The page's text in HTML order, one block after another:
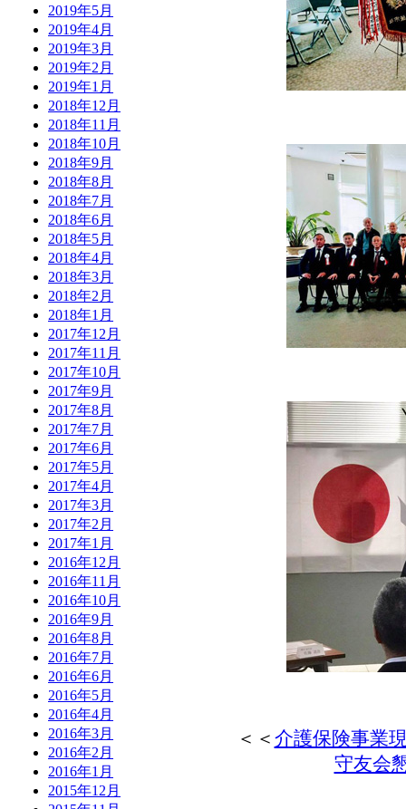
2019年5月
2019年4月
2019年3月
2019年2月
2019年1月
2018年12月
2018年11月
2018年10月
2018年9月
2018年8月
2018年7月
2018年6月
2018年5月
2018年4月
2018年3月
2018年2月
2018年1月
2017年12月
2017年11月
2017年10月
2017年9月
2017年8月
2017年7月
2017年6月
2017年5月
2017年4月
2017年3月
2017年2月
2017年1月
2016年12月
2016年11月
2016年10月
2016年9月
2016年8月
2016年7月
2016年6月
2016年5月
2016年4月
2016年3月
2016年2月
2016年1月
2015年12月
＜＜ 介護保険事業
守友会